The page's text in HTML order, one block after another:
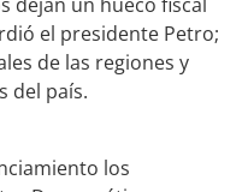
el presidente Petro;
de las regiones y
del país.
los